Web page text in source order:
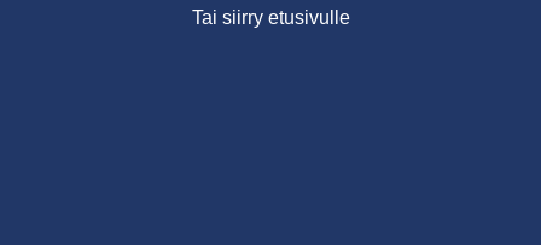
Tai siirry etusivulle